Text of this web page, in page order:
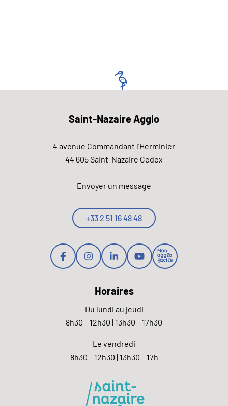
Saint-Nazaire Agglo
4 avenue Commandant l'Herminier
44 605 Saint-Nazaire Cedex
Envoyer un message
+33 2 51 16 48 48
Lien vers le compte Facebook
Lien vers le compte Instagram
Lien vers le compte
Lien vers la chaîne
Lien vers la
Horaires
Du lundi au jeudi
8h30 – 12h30 | 13h30 – 17h30
Le vendredi
8h30 – 12h30 | 13h30 – 17h